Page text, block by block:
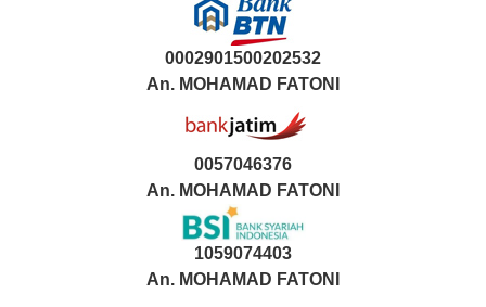
0002901500202532
An. MOHAMAD FATONI
0057046376
An. MOHAMAD FATONI
1059074403
An. MOHAMAD FATONI